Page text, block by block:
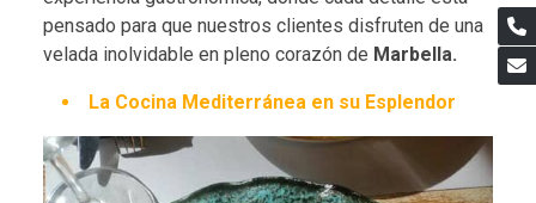
pensado para que nuestros clientes disfruten de una
velada inolvidable en pleno corazón de Marbella.
La Cocina Mediterránea en su Esplendor